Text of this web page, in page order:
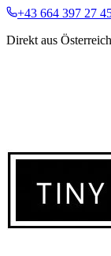
+43 664 397 27
Direkt aus